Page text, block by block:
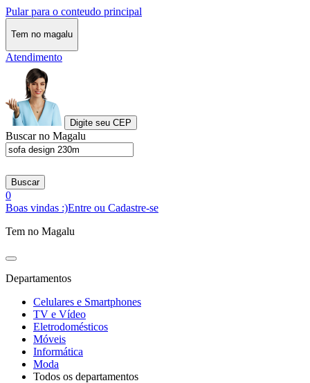
Pular para o conteudo principal
Tem no magalu
Atendimento
Digite seu CEP
Buscar no Magalu
Buscar
0
Boas vindas :)Entre ou Cadastre-se
Tem no Magalu
Departamentos
Celulares e Smartphones
TV e Vídeo
Eletrodomésticos
Móveis
Informática
Moda
Todos os departamentos